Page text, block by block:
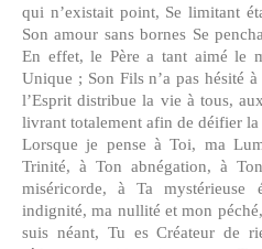
qui n’existait point, Se limitant
Son amour sans bornes Se
En effet, le Père a tant aimé le
Unique ; Son Fils n’a pas hésité
l’Esprit distribue la vie à tous,
livrant totalement afin de déifier la
Lorsque je pense à Toi, ma
Trinité, à Ton abnégation, à
miséricorde, à Ta
indignité, ma nullité et mon
suis néant, Tu es Créateur de